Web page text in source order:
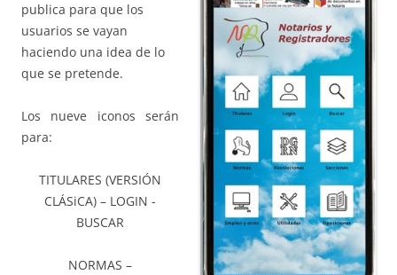
publica para que los
usuarios se vayan
haciendo una idea de lo
que se pretende.
Los nueve iconos serán
para:
TITULARES (VERSIÓN
CLÁSiCA) – LOGIN -
BUSCAR
NORMAS –